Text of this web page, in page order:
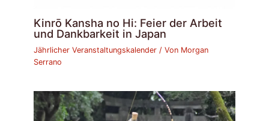
Kinrō Kansha no Hi: Feier der Arbeit
und Dankbarkeit in Japan
Jährlicher Veranstaltungskalender / Von Morgan
Serrano